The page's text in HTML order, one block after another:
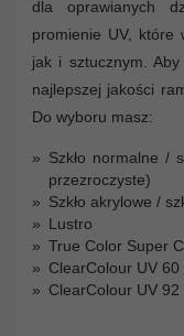
dla oprawianych
promienie UV, które
jak i sztucznym.
najlepszej jakości
Do wyboru masz:
Szkło normalne /
przezroczyste)
Szkło akrylowe /
Lustro
True Color Super
ClearColour UV 60
ClearColour UV 92